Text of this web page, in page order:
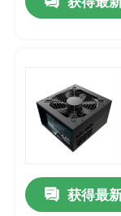
AC-交流机风扇
EC-轴流风扇
风扇配件获得最